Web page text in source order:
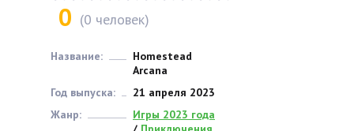
0 (0 человек)
Название:
Homestead
Arcana
Год выпуска:
21 апреля 2023
Жанр:
Игры 2023 года